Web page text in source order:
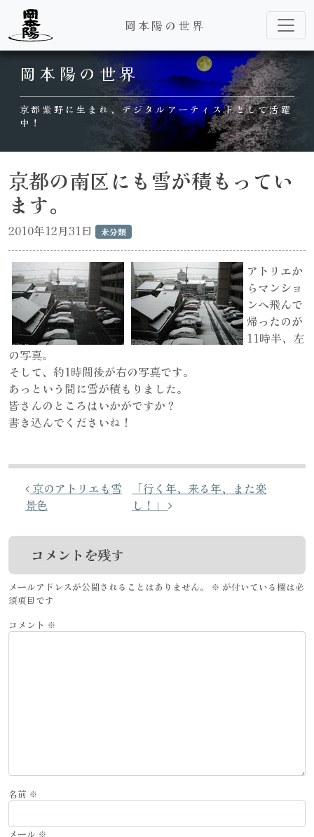
Main Navigation
岡本陽の世界
岡本陽の世界
京都紫野に生まれ、デジタルアーティストとして活躍
中！
京都の南区にも雪が積もってい
ます。
2010年12月31日 未分類
アトリエか
らマンショ
ンへ飛んで
帰ったのが
11時半、左
の写真。
そして、約1時間後が右の写真です。
あっという間に雪が積もりました。
皆さんのところはいかがですか？
書き込んでくださいね！
投稿ナビゲーション
京のアトリエも雪
景色
「行く年、来る年、また楽
し！」
コメントを残す
メールアドレスが公開されることはありません。 ※ が付いている欄は必
須項目です
コメント ※
名前 ※
メール ※